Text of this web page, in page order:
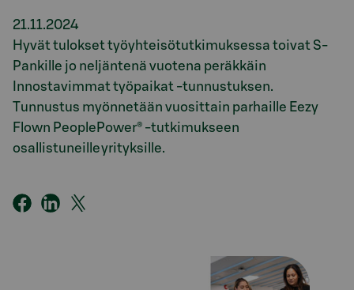
21.11.2024
Hyvät tulokset työyhteisötutkimuksessa toivat S-
Pankille jo neljäntenä vuotena peräkkäin
Innostavimmat työpaikat -tunnustuksen.
Tunnustus myönnetään vuosittain parhaille Eezy
Flown PeoplePower® -tutkimukseen
osallistuneille yrityksille.